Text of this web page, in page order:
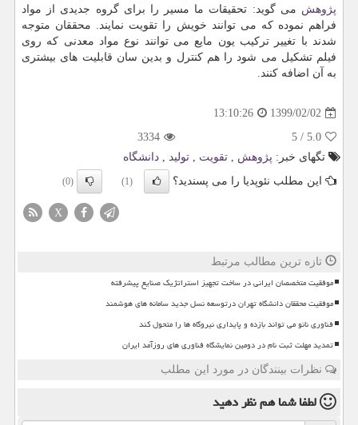
پژوهش می گوید: تحقیقات ما مسیر را برای گروه جدیدی از مواد
فراهم نموده كه می توانند خویش را تقویت نمایند. محققان متوجه
شدند با تغییر تركیب یون مایع می توانند نوع مواد معدنی كه روی
فیلم تشكیل می شود را هم كنترل و بدین سان قابلیت های بیشتری
به آن اضافه كنند.
1399/02/02
13:10:26
5.0
/
5
3334
تگهای خبر: پژوهش , تقویت , تولید , دانشگاه
این مطلب نئوپدیا را می پسندید؟
(1)
(0)
X
تازه ترین مطالب مرتبط
موفقیت متخصصان ایرانی در ساخت تجهیز استراتژیک صنایع پیشرفته
موفقیت محققان دانشگاه تهران درتوسعه نسل جدید سامانه های هوشمند
فناوری نانو می تواند بازده و پایداری نیروگاه ها را متحول کند
تمدید مهلت ثبت نام در دومین نمایشگاه فناوری های روزآمد ایران
نظرات بینندگان در مورد این مطلب
لطفا شما همنظر دهید